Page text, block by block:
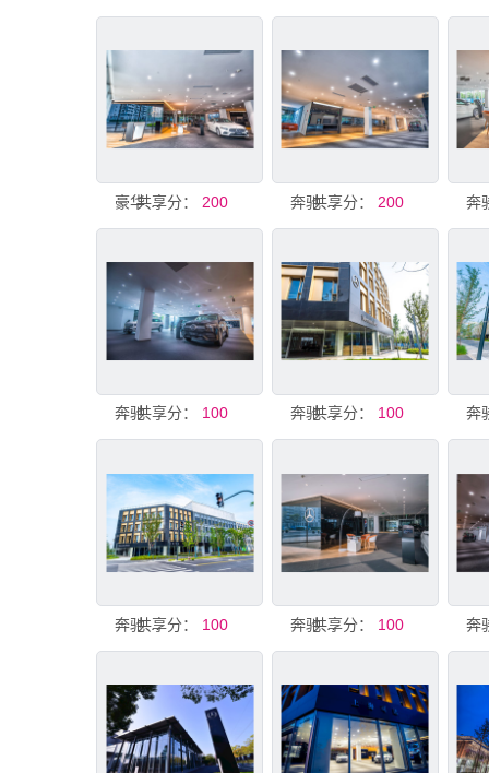
豪华展厅
共享分： 200 奔驰展厅
共享分： 200
奔驰共享分： 100 奔驰展厅
共享分： 100
奔驰展厅
共享分： 100 奔驰展厅
共享分： 100